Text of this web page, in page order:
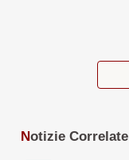
Notizie Correlate